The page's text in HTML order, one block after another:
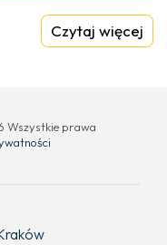
Czytaj więcej
Wszystkie prawa